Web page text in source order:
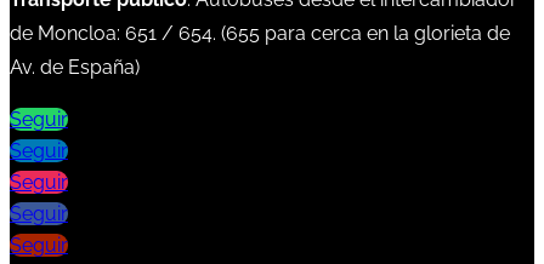
de Moncloa: 651 / 654. (655 para cerca en la glorieta de
Av. de España)
Seguir
Seguir
Seguir
Seguir
Seguir